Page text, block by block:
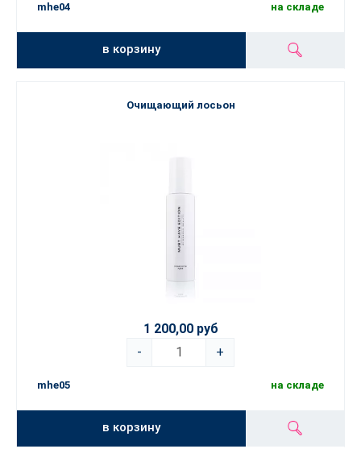
mhe04 на складе
в корзину
Очищающий лосьон
1 200,00 руб
-
+
mhe05 на складе
в корзину